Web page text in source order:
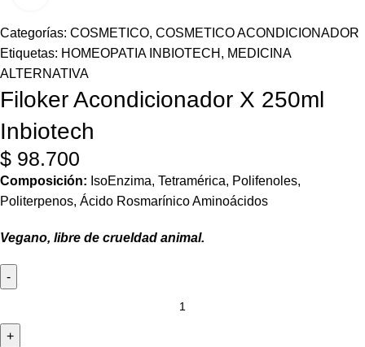
Categorías: COSMETICO, COSMETICO ACONDICIONADOR
Etiquetas: HOMEOPATIA INBIOTECH , MEDICINA
ALTERNATIVA
Filoker Acondicionador X 250ml
Inbiotech
$ 98.700
Composición: IsoEnzima, Tetramérica, Polifenoles,
Politerpenos, Ácido Rosmarínico Aminoácidos
Vegano, libre de crueldad animal.